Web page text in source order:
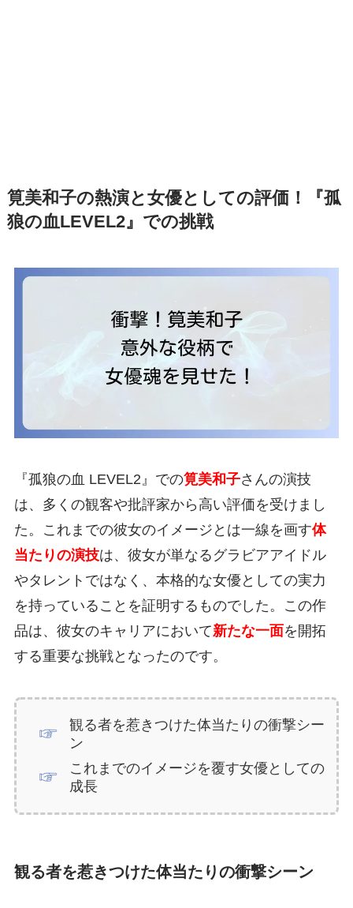
筧美和子の熱演と女優としての評価！『孤
狼の血LEVEL2』での挑戦
『孤狼の血 LEVEL2』での筧美和子さんの演技
は、多くの観客や批評家から高い評価を受けまし
た。これまでの彼女のイメージとは一線を画す体
当たりの演技は、彼女が単なるグラビアアイドル
やタレントではなく、本格的な女優としての実力
を持っていることを証明するものでした。この作
品は、彼女のキャリアにおいて新たな一面を開拓
する重要な挑戦となったのです。
観る者を惹きつけた体当たりの衝撃シー
ン
これまでのイメージを覆す女優としての
成長
観る者を惹きつけた体当たりの衝撃シーン